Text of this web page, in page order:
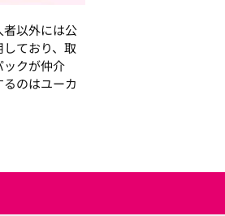
以外には公
ており、取
ックが仲介
のはユーカ